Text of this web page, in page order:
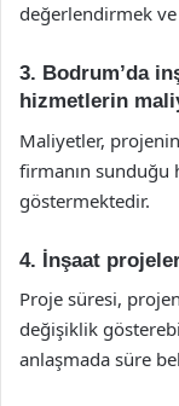
değerlendirmek
3. Bodrum’da
hizmetlerin
Maliyetler,
firmanın sunduğu
göstermektedir.
4. İnşaat
Proje süresi,
değişiklik
anlaşmada süre